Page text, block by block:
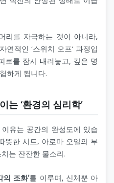
리를 자극하는 것이 아니라,
적인 ‘스위치 오프’ 과정입
로를 잠시 내려놓고, 깊은 명
하게 됩니다.
는 ‘환경의 심리학’
유는 공간의 완성도에 있습
뜻한 시트, 아로마 오일의 부
는 잔잔한 물소리.
의 조화’를 이루며, 신체뿐 아